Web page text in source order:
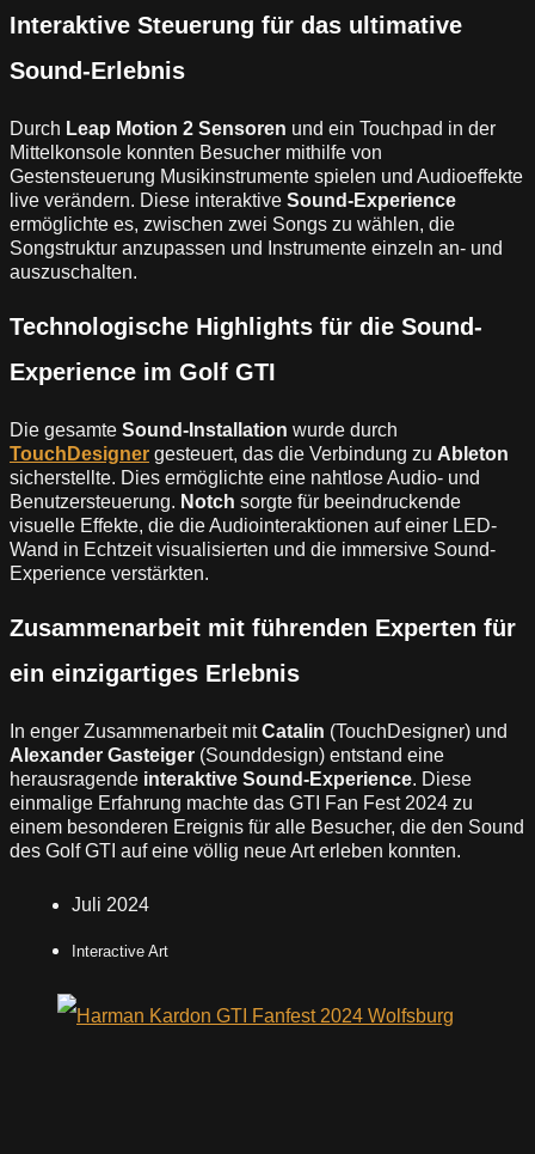
Interaktive Steuerung für das ultimative
Sound-Erlebnis
Durch Leap Motion 2 Sensoren und ein Touchpad in der
Mittelkonsole konnten Besucher mithilfe von
Gestensteuerung Musikinstrumente spielen und Audioeffekte
live verändern. Diese interaktive Sound-Experience
ermöglichte es, zwischen zwei Songs zu wählen, die
Songstruktur anzupassen und Instrumente einzeln an- und
auszuschalten.
Technologische Highlights für die Sound-
Experience im Golf GTI
Die gesamte Sound-Installation wurde durch
TouchDesigner gesteuert, das die Verbindung zu Ableton
sicherstellte. Dies ermöglichte eine nahtlose Audio- und
Benutzersteuerung. Notch sorgte für beeindruckende
visuelle Effekte, die die Audiointeraktionen auf einer LED-
Wand in Echtzeit visualisierten und die immersive Sound-
Experience verstärkten.
Zusammenarbeit mit führenden Experten für
ein einzigartiges Erlebnis
In enger Zusammenarbeit mitCatalin (TouchDesigner) und
Alexander Gasteiger (Sounddesign) entstand eine
herausragende interaktive Sound-Experience. Diese
einmalige Erfahrung machte das GTI Fan Fest 2024 zu
einem besonderen Ereignis für alle Besucher, die den Sound
des Golf GTI auf eine völlig neue Art erleben konnten.
Juli 2024
Interactive Art